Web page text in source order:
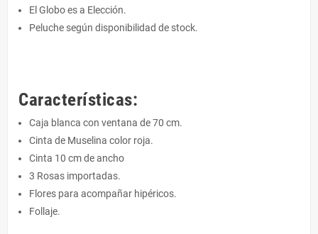
El Globo es a Elección.
Peluche según disponibilidad de stock.
Características:
Caja blanca con ventana de 70 cm.
Cinta de Muselina color roja.
Cinta 10 cm de ancho
3 Rosas importadas.
Flores para acompañar hipéricos.
Follaje.